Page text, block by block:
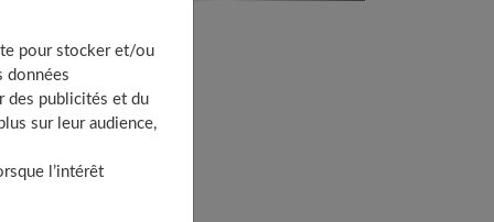
pour stocker et/ou
données
des publicités et du
sur leur audience,
l’intérêt